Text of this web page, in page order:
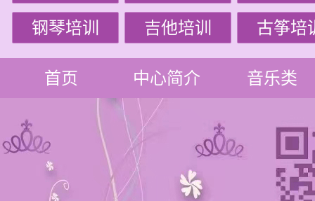
钢琴培训 吉他培训 古筝培
首页 中心简介 音乐类